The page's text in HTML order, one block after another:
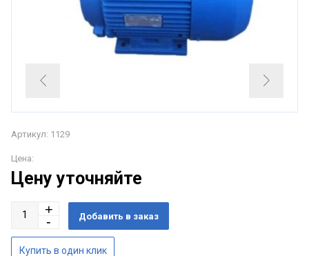
Артикул: 1129
Цена:
Цену уточняйте